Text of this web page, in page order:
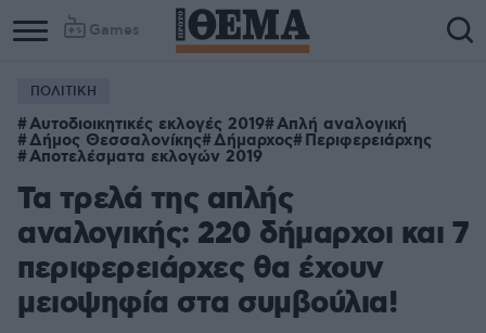
Games
ΠΟΛΙΤΙΚΗ
Αυτοδιοικητικές εκλογές 2019 Απλή αναλογική
Δήμος Θεσσαλονίκης Δήμαρχος Περιφερειάρχης
Αποτελέσματα εκλογών 2019
Τα τρελά της απλής
αναλογικής: 220 δήμαρχοι και 7
περιφερειάρχες θα έχουν
μειοψηφία στα συμβούλια!